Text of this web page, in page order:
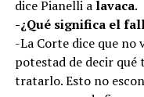
dice Pianelli a lavaca.
-¿Qué significa el
-La Corte dice que no
potestad de decir qué
tratarlo. Esto no